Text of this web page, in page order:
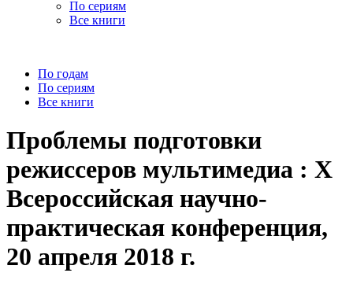
По сериям
Все книги
По годам
По сериям
Все книги
Проблемы подготовки
режиссеров мультимедиа : X
Всероссийская научно-
практическая конференция,
20 апреля 2018 г.